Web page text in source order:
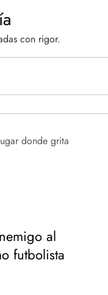
con rigor.
al
futbolista